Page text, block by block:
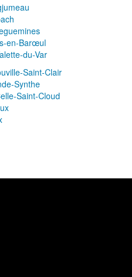
en-Barœul
du-Var
Saint-Clair
Synthe
Saint-Cloud